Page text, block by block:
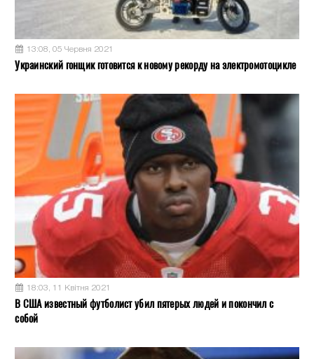
13:08, 05 Червня 2021
Украинский гонщик готовится к новому рекорду на электромотоцикле
18:03, 11 Квітня 2021
В США известный футболист убил пятерых людей и покончил с
собой